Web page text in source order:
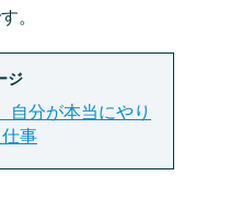
。
ジ
自分が本当にやり
事